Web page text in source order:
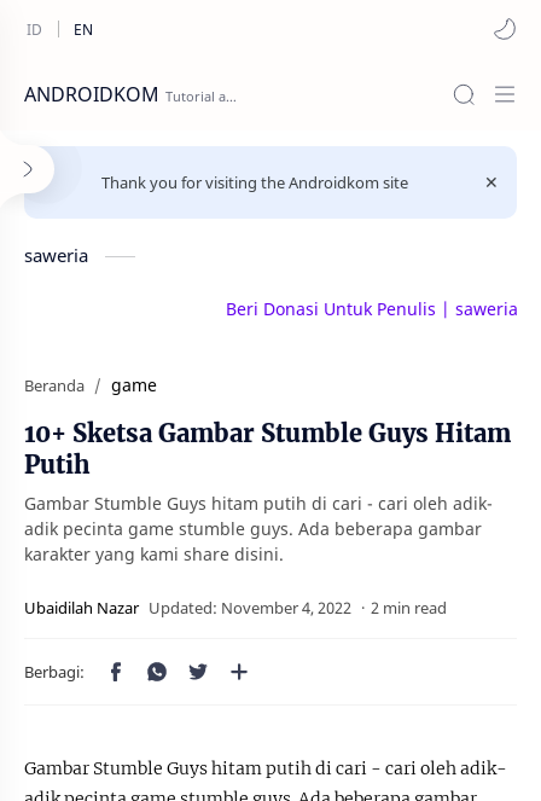
ANDROIDKOM
Thank you for visiting the Androidkom site
saweria
Beri Donasi Untuk Penulis | saweria.co/
Beranda game
10+ Sketsa Gambar Stumble Guys Hitam
Putih
Gambar Stumble Guys hitam putih di cari - cari oleh adik-
adik pecinta game stumble guys. Ada beberapa gambar
karakter yang kami share disini.
2 min read
Gambar Stumble Guys hitam putih di cari - cari oleh adik-